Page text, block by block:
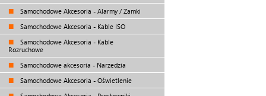
Samochodowe Akcesoria - Alarmy / Zamki
Samochodowe Akcesoria - Kable ISO
Samochodowe Akcesoria - Kable
Rozruchowe
Samochodowe akcesoria - Narzedzia
Samochodowe Akcesoria - Oświetlenie